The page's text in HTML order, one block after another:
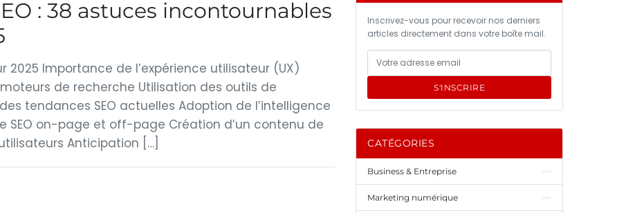
: 38 astuces incontournables
2025 Importance de l’expérience utilisateur (UX)
de recherche Utilisation des outils de
tendances SEO actuelles Adoption de l’intelligence
SEO on-page et off-page Création d’un contenu de
Anticipation […]
Inscrivez-vous pour recevoir nos derniers
articles directement dans votre boîte mail.
S'INSCRIRE
CATÉGORIES
Business & Entreprise
Marketing numérique